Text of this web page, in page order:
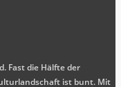
Fast die Hälfte der
ist bunt. Mit